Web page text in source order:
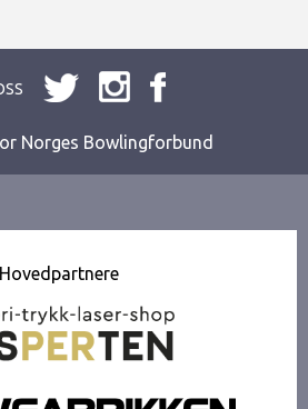
Norges Bowlingforbund
Hovedpartnere